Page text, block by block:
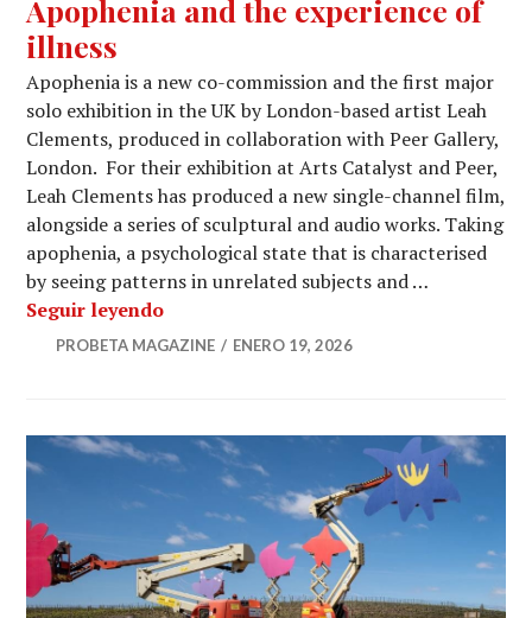
Apophenia and the experience of
illness
Apophenia is a new co-commission and the first major
solo exhibition in the UK by London-based artist Leah
Clements, produced in collaboration with Peer Gallery,
London. For their exhibition at Arts Catalyst and Peer,
Leah Clements has produced a new single-channel film,
alongside a series of sculptural and audio works. Taking
apophenia, a psychological state that is characterised
by seeing patterns in unrelated subjects and …
Seguir leyendoApophenia and the experience of
PROBETA MAGAZINE ENERO 19, 2026